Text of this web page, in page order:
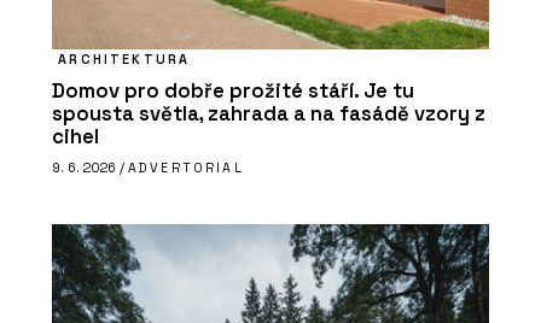
ARCHITEKTURA
Domov pro dobře prožité stáří. Je tu
spousta světla, zahrada a na fasádě vzory z
cihel
9. 6. 2026 / ADVERTORIAL